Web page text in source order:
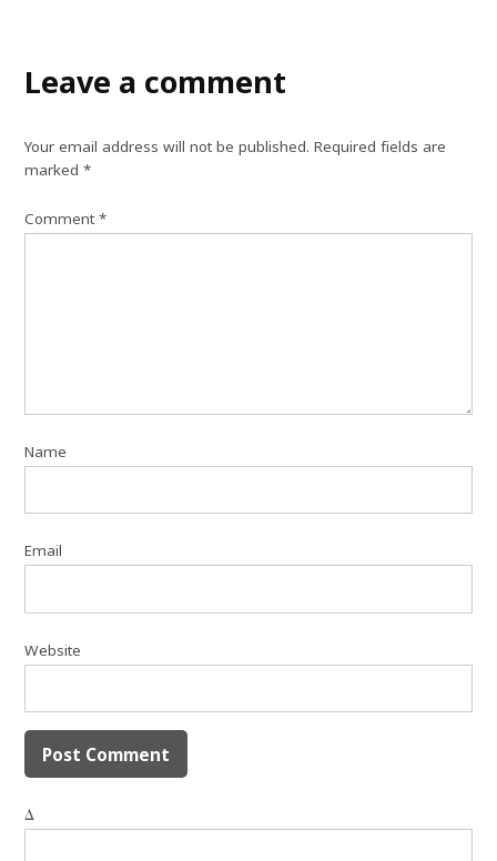
Leave a comment
Your email address will not be published. Required fields are
marked*
Comment*
Name
Email
Website
Δ